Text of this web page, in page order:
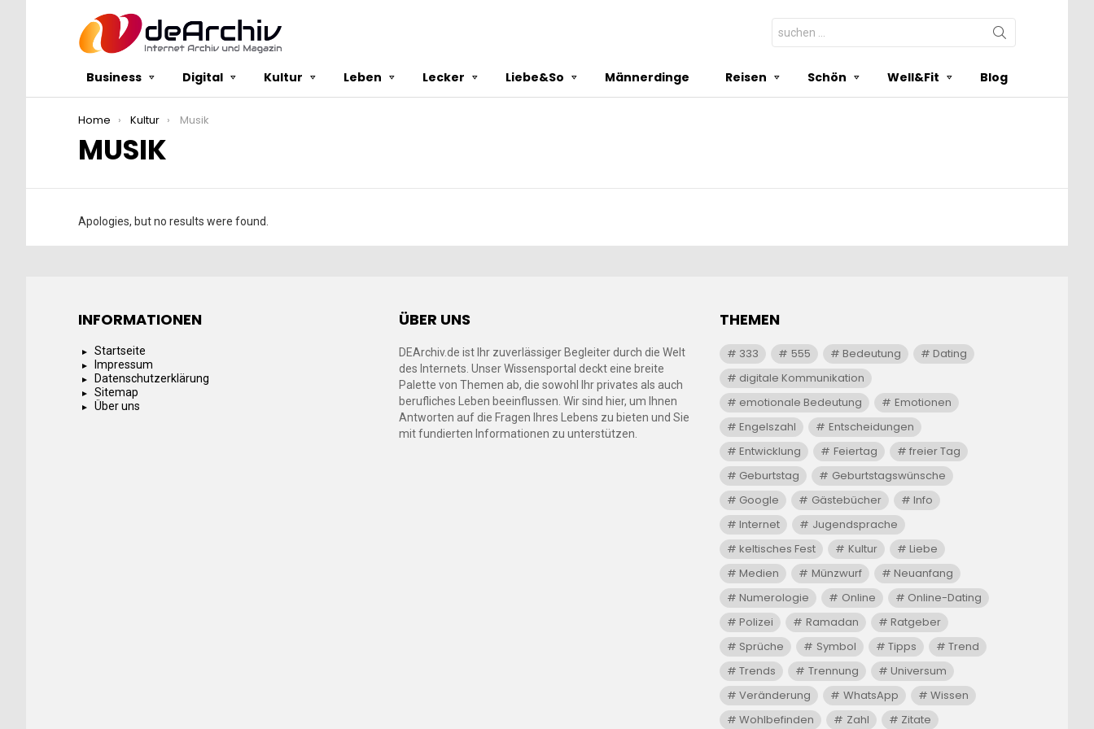
Search
for:
Business Digital Kultur Leben Lecker Liebe&So Männerdinge Reisen Schön Well&Fit Blog
You are here:
Home Kultur Musik
MUSIK
Apologies, but no results were found.
INFORMATIONEN
Startseite
Impressum
Datenschutzerklärung
Sitemap
Über uns
ÜBER UNS
DEArchiv.de ist Ihr zuverlässiger Begleiter durch die Welt
des Internets. Unser Wissensportal deckt eine breite
Palette von Themen ab, die sowohl Ihr privates als auch
berufliches Leben beeinflussen. Wir sind hier, um Ihnen
Antworten auf die Fragen Ihres Lebens zu bieten und Sie
mit fundierten Informationen zu unterstützen.
THEMEN
333 555 Bedeutung
Dating
digitale Kommunikation
emotionale Bedeutung
Emotionen
Engelszahl
Entscheidungen
Entwicklung
Feiertag
freier Tag
Geburtstag
Geburtstagswünsche
Google
Gästebücher
Info
Internet
Jugendsprache
keltisches Fest
Kultur
Liebe
Medien
Münzwurf
Neuanfang
Numerologie
Online
Online-Dating
Polizei
Ramadan
Ratgeber
Sprüche
Symbol Tipps
Trend
Trends
Trennung
Universum
Veränderung
WhatsApp
Wissen
Wohlbefinden
Zahl Zitate